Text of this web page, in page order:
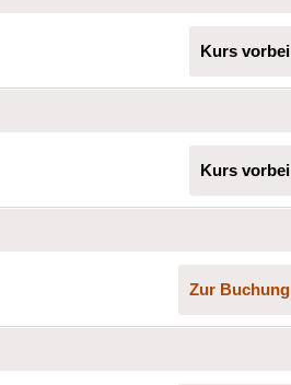
Kurs vorbei
Kurs vorbei
Zur Buchung